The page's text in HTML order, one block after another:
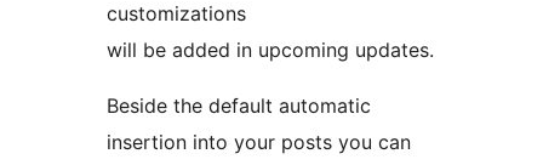
customizations
will be added in upcoming updates.
Beside the default automatic
insertion into your posts you can